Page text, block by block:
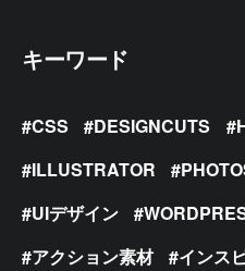
キーワード
CSS DESIGNCUTS
ILLUSTRATOR
UIデザイン
アクション素材
インス